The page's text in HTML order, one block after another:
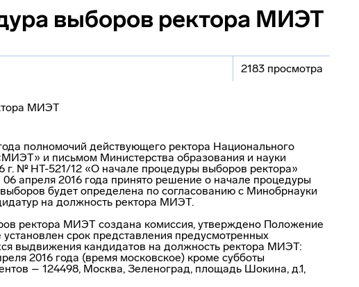
выборов ректора МИЭТ
2183 просмотра
полномочий действующего ректора Национального
и письмом Министерства образования и науки
г. № НТ-521/12 «О начале процедуры выборов ректора»
апреля 2016 года принято решение о начале процедуры
будет определена по согласованию с Минобрнауки
на должность ректора МИЭТ.
ректора МИЭТ создана комиссия, утверждено Положение
срок представления предусмотренных
выдвижения кандидатов на должность ректора МИЭТ:
2016 года (время московское) кроме субботы
– 124498, Москва, Зеленоград, площадь Шокина, д.1,